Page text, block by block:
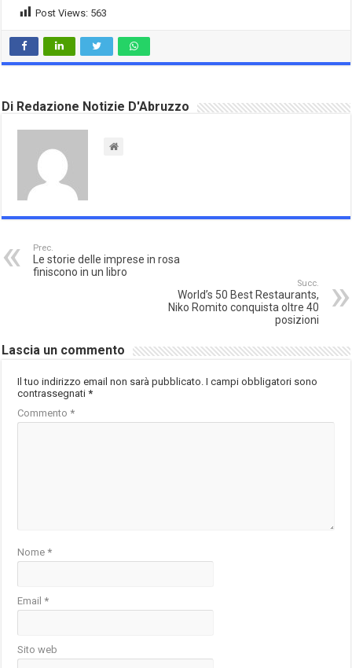
Post Views: 563
Di Redazione Notizie D'Abruzzo
Prec.
Le storie delle imprese in rosa
finiscono in un libro
Succ.
World’s 50 Best Restaurants,
Niko Romito conquista oltre 40
posizioni
Lascia un commento
Il tuo indirizzo email non sarà pubblicato. I campi obbligatori sono
contrassegnati*
Commento*
Nome*
Email*
Sito web